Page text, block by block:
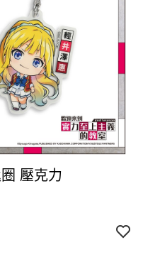
壓克力